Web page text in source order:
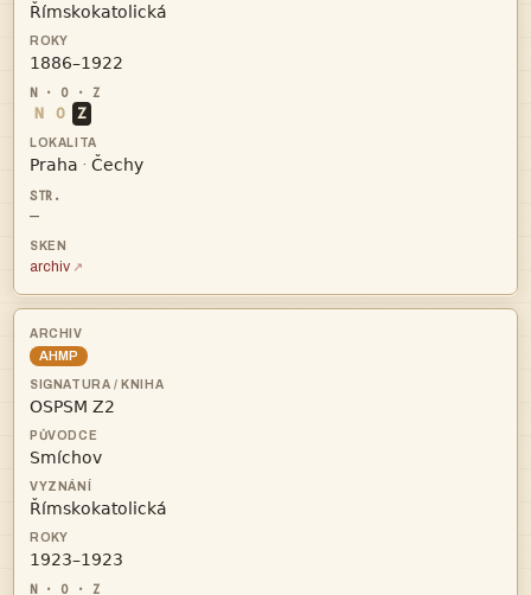


N O Z
 · 
—
archiv
AHMP



